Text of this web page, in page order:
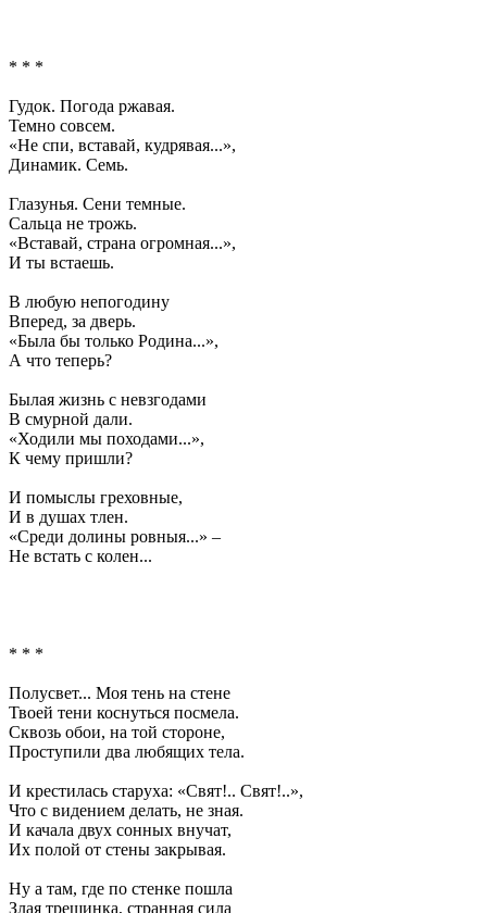
* * *
Гудок. Погода ржавая.
Темно совсем.
«Не спи, вставай, кудрявая...»,
Динамик. Семь.
Глазунья. Сени темные.
Сальца не трожь.
«Вставай, страна огромная...»,
И ты встаешь.
В любую непогодину
Вперед, за дверь.
«Была бы только Родина...»,
А что теперь?
Былая жизнь с невзгодами
В смурной дали.
«Ходили мы походами...»,
К чему пришли?
И помыслы греховные,
И в душах тлен.
«Среди долины ровныя...» –
Не встать с колен...
* * *
Полусвет... Моя тень на стене
Твоей тени коснуться посмела.
Сквозь обои, на той стороне,
Проступили два любящих тела.
И крестилась старуха: «Свят!.. Свят!..»,
Что с видением делать, не зная.
И качала двух сонных внучат,
Их полой от стены закрывая.
Ну а там, где по стенке пошла
Злая трещинка, странная сила